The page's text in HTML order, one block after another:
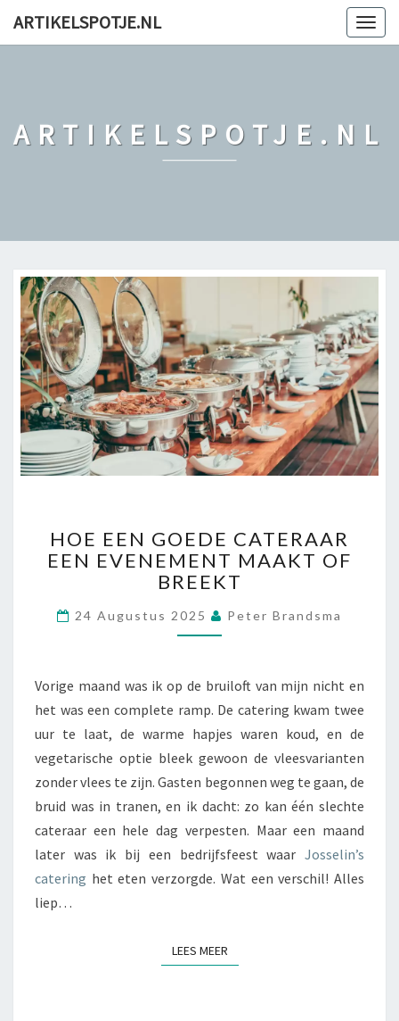
ARTIKELSPOTJE.NL
ARTIKELSPOTJE.NL
O
E
E
N
G
E
E
C
A
T
R
A
A
R
E
HOE EEN GOEDE CATERAAR
EEN EVENEMENT MAAKT OF
BREEKT
24 Augustus 2025 Peter Brandsma
Vorige maand was ik op de bruiloft van mijn nicht en
het was een complete ramp. De catering kwam twee
uur te laat, de warme hapjes waren koud, en de
vegetarische optie bleek gewoon de vleesvarianten
zonder vlees te zijn. Gasten begonnen weg te gaan, de
bruid was in tranen, en ik dacht: zo kan één slechte
cateraar een hele dag verpesten. Maar een maand
later was ik bij een bedrijfsfeest waar Josselin’s
catering het eten verzorgde. Wat een verschil! Alles
liep…
LEES MEER